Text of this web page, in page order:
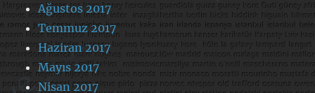
Ağustos 2017
Temmuz 2017
Haziran 2017
Mayıs 2017
Nisan 2017